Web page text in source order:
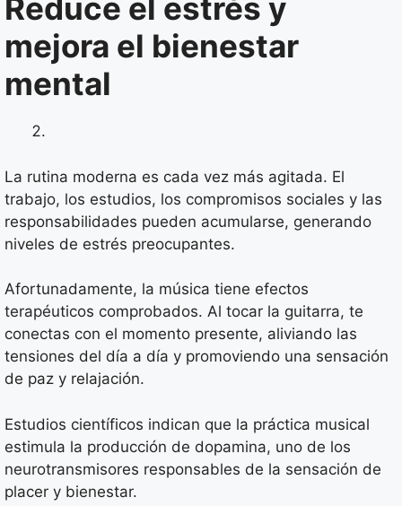
Reduce el estrés y
mejora el bienestar
mental
La rutina moderna es cada vez más agitada. El
trabajo, los estudios, los compromisos sociales y las
responsabilidades pueden acumularse, generando
niveles de estrés preocupantes.
Afortunadamente, la música tiene efectos
terapéuticos comprobados. Al tocar la guitarra, te
conectas con el momento presente, aliviando las
tensiones del día a día y promoviendo una sensación
de paz y relajación.
Estudios científicos indican que la práctica musical
estimula la producción de dopamina, uno de los
neurotransmisores responsables de la sensación de
placer y bienestar.